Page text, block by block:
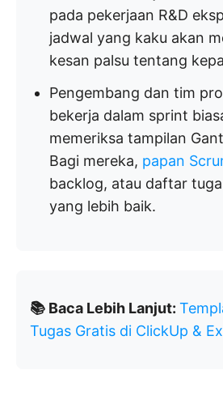
pada pekerjaan R&D
jadwal yang kaku akan
kesan palsu tentang
Pengembang dan tim
bekerja dalam sprint
memeriksa tampilan
Bagi mereka, papan
backlog, atau daftar
yang lebih baik.
📚 Baca Lebih Lanjut:
Tugas Gratis di ClickUp &